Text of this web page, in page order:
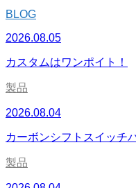
BLOG
2026.08.05
カスタムはワンポイト！
製品
2026.08.04
カーボンシフトスイッチ
製品